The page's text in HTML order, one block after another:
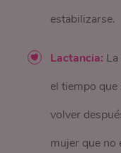
estabilizarse.
Lactancia:
el tiempo
volver
mujer que no